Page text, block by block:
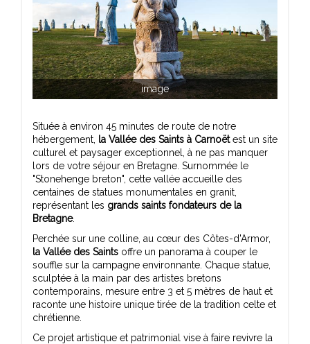
image
Située à environ 45 minutes de route de notre
hébergement, la Vallée des Saints à Carnoëtest un site
culturel et paysager exceptionnel, à ne pas manquer
lors de votre séjour en Bretagne. Surnommée le
"Stonehenge breton", cette vallée accueille des
centaines de statues monumentales en granit,
représentant les grands saints fondateurs de la
Bretagne.
Perchée sur une colline, au cœur des Côtes-d'Armor,
la Vallée des Saints offre un panorama à couper le
souffle sur la campagne environnante. Chaque statue,
sculptée à la main par des artistes bretons
contemporains, mesure entre 3 et 5 mètres de haut et
raconte une histoire unique tirée de la tradition celte et
chrétienne.
Ce projet artistique et patrimonial vise à faire revivre la